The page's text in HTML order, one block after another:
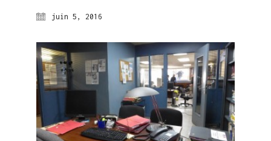
juin 5, 2016